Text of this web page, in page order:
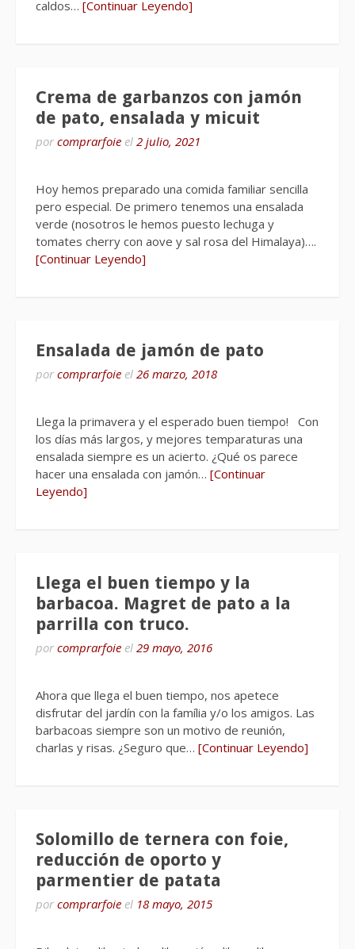
caldos… [Continuar Leyendo]
Crema de garbanzos con jamón
de pato, ensalada y micuit
por comprarfoie el 2 julio, 2021
Hoy hemos preparado una comida familiar sencilla
pero especial. De primero tenemos una ensalada
verde (nosotros le hemos puesto lechuga y
tomates cherry con aove y sal rosa del Himalaya)….
[Continuar Leyendo]
Ensalada de jamón de pato
por comprarfoie el 26 marzo, 2018
Llega la primavera y el esperado buen tiempo! Con
los días más largos, y mejores temparaturas una
ensalada siempre es un acierto. ¿Qué os parece
hacer una ensalada con jamón… [Continuar
Leyendo]
Llega el buen tiempo y la
barbacoa. Magret de pato a la
parrilla con truco.
por comprarfoie el 29 mayo, 2016
Ahora que llega el buen tiempo, nos apetece
disfrutar del jardín con la família y/o los amigos. Las
barbacoas siempre son un motivo de reunión,
charlas y risas. ¿Seguro que… [Continuar Leyendo]
Solomillo de ternera con foie,
reducción de oporto y
parmentier de patata
por comprarfoie el 18 mayo, 2015